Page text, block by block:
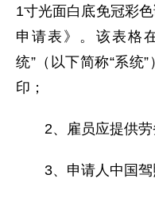
1寸光面白底免冠彩
申请表》。该表格
统”（以下简称“系统
印；
2、雇员应提供劳
3、申请人中国驾